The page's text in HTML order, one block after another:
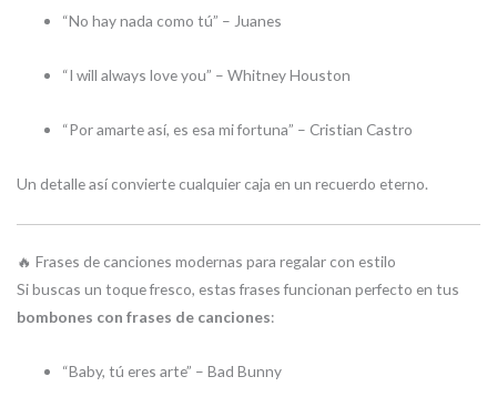
“No hay nada como tú” – Juanes
“I will always love you” – Whitney Houston
“Por amarte así, es esa mi fortuna” – Cristian Castro
Un detalle así convierte cualquier caja en un recuerdo eterno.
🔥 Frases de canciones modernas para regalar con estilo
Si buscas un toque fresco, estas frases funcionan perfecto en tus
bombones con frases de canciones:
“Baby, tú eres arte” – Bad Bunny